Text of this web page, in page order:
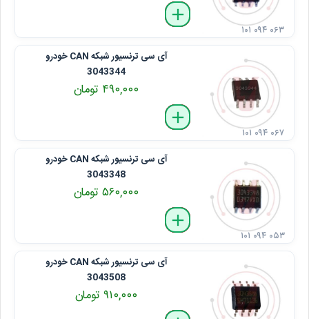
delete
remove
add
۱۰۱ ۰۹۴ ۰۶۳
آی ‌سی ترنسیور شبکه CAN خودرو
3043344
۴۹۰,۰۰۰ تومان
delete
remove
add
۱۰۱ ۰۹۴ ۰۶۷
آی ‌سی ترنسیور شبکه CAN خودرو
3043348
۵۶۰,۰۰۰ تومان
delete
remove
add
۱۰۱ ۰۹۴ ۰۵۳
آی ‌سی ترنسیور شبکه CAN خودرو
3043508
۹۱۰,۰۰۰ تومان